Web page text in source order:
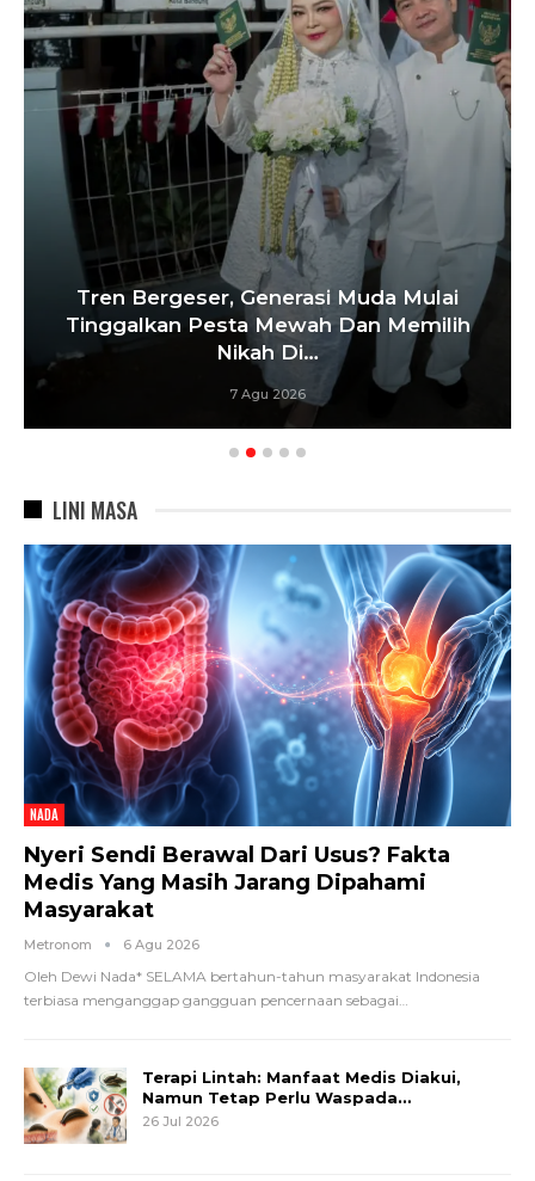
‘Agar Tak Ada Mimpi Yang Terhenti’, IOM
ITB Perkuat Gerakan Beasiswa…
7 Agu 2026
LINI MASA
NADA
Nyeri Sendi Berawal Dari Usus? Fakta
Medis Yang Masih Jarang Dipahami
Masyarakat
Metronom 6 Agu 2026
Oleh Dewi Nada* SELAMA bertahun-tahun masyarakat Indonesia
terbiasa menganggap gangguan pencernaan sebagai…
Terapi Lintah: Manfaat Medis Diakui,
Namun Tetap Perlu Waspada…
26 Jul 2026